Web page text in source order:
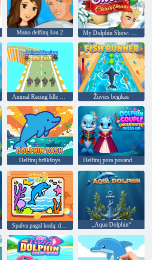
Mano delfinų šou 2 My Dolphin Show: Christmas
Animal Racing Idle Park Žuvies bėgikas
Delfinų brūkšnys Delfinų pora povandeninė apranga
Spalva pagal kodą: delfinas „Aqua Dolphin“